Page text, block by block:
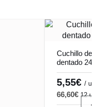
Cuchillo de
dentado 24,2
Pro.mundi
5,55€ / ud
66,60€ 12 ud